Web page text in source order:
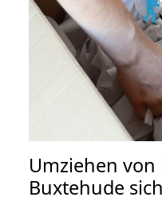
Umziehen von
Buxtehude